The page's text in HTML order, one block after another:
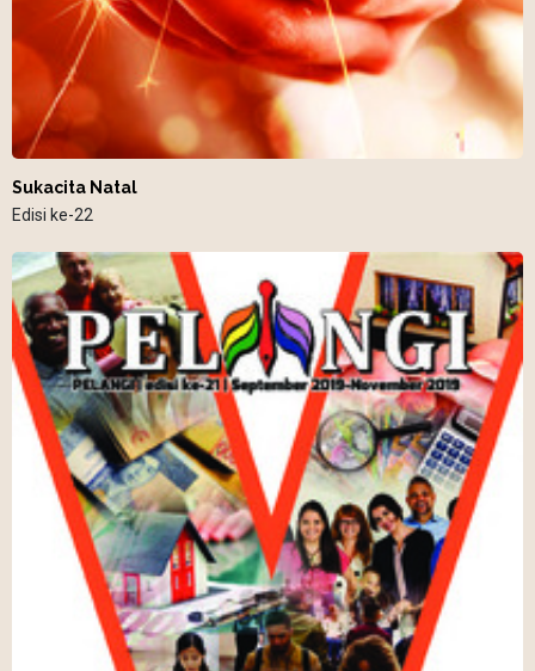
Sukacita Natal
Edisi ke-22